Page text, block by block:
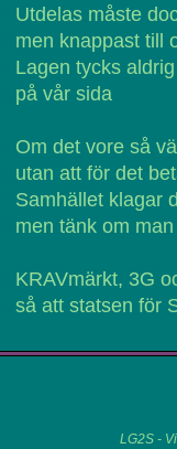
Utdelas måste
men knappast till
Lagen tycks
på vår sida
Om det vore så
utan att för det
Samhället klagar
men tänk om
KRAVmärkt, 3G
så att statsen för
LG2S -